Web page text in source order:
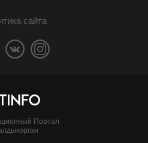
сайта
Портал